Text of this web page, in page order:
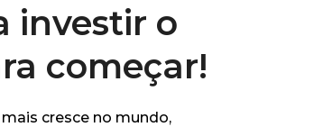
investir o
começar!
cresce no mundo,